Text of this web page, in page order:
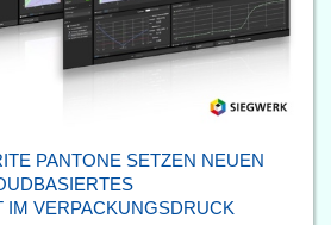
PANTONE SETZEN NEUEN
F
VERPACKUNGSDRUCK